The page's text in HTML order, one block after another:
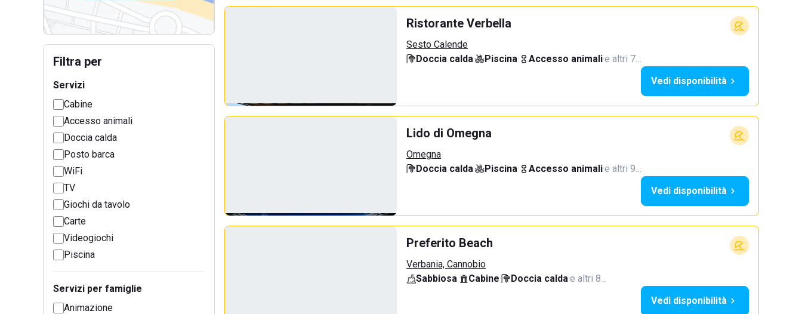
Filtra per
Servizi
Cabine
Accesso animali
Doccia calda
Posto barca
WiFi
TV
Giochi da tavolo
Carte
Videogiochi
Piscina
Servizi per famiglie
Animazione
Ristorante Verbella
Sesto Calende
Doccia calda· Piscina· Accesso animali·e altri 7…
Vedi disponibilità
Lido di Omegna
Omegna
Doccia calda· Piscina· Accesso animali·e altri 9…
Vedi disponibilità
Preferito Beach
Verbania, Cannobio
Sabbiosa· Cabine· Doccia calda·e altri 8…
Vedi disponibilità